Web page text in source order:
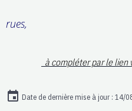
rues,
Ed. du
à compléter par le lien
Date de dernière mise à jour : 14/